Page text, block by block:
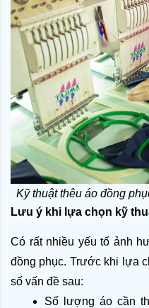
Kỹ thuật thêu áo đồng
Lưu ý khi lựa chọn kỹ
Có rất nhiều yếu tố ảnh
đồng phục. Trước khi lựa
số vấn đề sau:
Số lượng áo cần